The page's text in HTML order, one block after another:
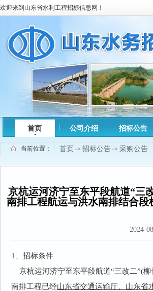
欢迎来到山东省水利工程招标信息网！
首页 公司介绍 招标公告
当前位置： 首页 -> 招标公告 -> 采购公告
京杭运河济宁至东平段航道“三
南排工程航运与洪水南排结合
2024-
1、招标条件
京杭运河济宁至东平段航道“三改二”(
南排工程已经山东省交通运输厅、山东省